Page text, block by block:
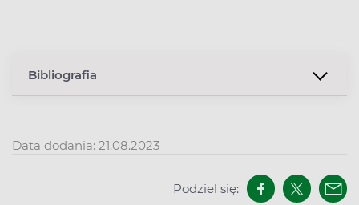
Bibliografia
Data dodania: 21.08.2023
Podziel się: